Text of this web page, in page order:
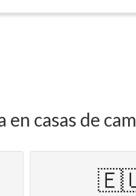
casas de